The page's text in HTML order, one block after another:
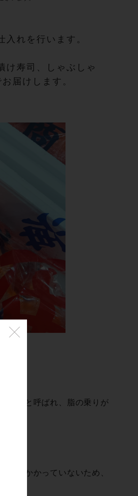
れを行います。
け寿司、しゃぶしゃ
届けします。
）」と呼ばれ、脂の乗りが
がかかっていないため、